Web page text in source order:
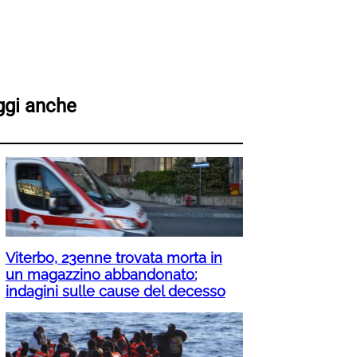
anche
Viterbo, 23enne trovata morta in
un magazzino abbandonato:
indagini sulle cause del decesso